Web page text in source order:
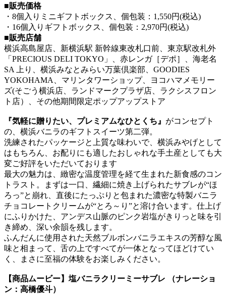
■販売価格
・8個入りミニギフトボックス、個包装：1,550円(税込)
・16個入りギフトボックス、個包装：2,970円(税込)
■販売店舗
横浜高島屋店、新横浜駅 新幹線東改札口前、東京駅改札外
「PRECIOUS DELI TOKYO」、赤レンガ［デポ］、海老名
SA 上り、横浜みなとみらい万葉倶楽部、GOODIES
YOKOHAMA、マリンタワーショップ、ヨコハマメモリー
ズ(そごう横浜店、ランドマークプラザ店、ラクシスフロン
ト店）、その他期間限定ポップアップストア
『気軽に贈りたい、プレミアムなひとくち』 がコンセプト
の、横浜バニラのギフトスイーツ第二弾。
洗練されたパッケージと上質な味わいで、横浜みやげとして
はもちろん、お配りにも適したおしゃれな手土産としても大
変ご好評をいただいております
最大の魅力は、緻密な温度管理を経て生まれた新食感のコン
トラスト。まずは一口、繊細に焼き上げられたサブレが“ほ
ろっ”と崩れ、直後にたっぷりと包まれた濃密な特製バニラ
チョコレートクリームが“とろ～り”と溶け合います。仕上げ
にふりかけた、アンデス山脈のピンク岩塩がきりっと味を引
き締め、深い余韻を残します。
ふんだんに使用された天然ブルボンバニラエキスの芳醇な風
味と相まって、舌の上ですべてが一体となってほどけてい
く、まさに至福の体験をお楽しみください。
【商品ムービー】塩バニラクリーミーサブレ （ナレーショ
ン：高橋優斗）